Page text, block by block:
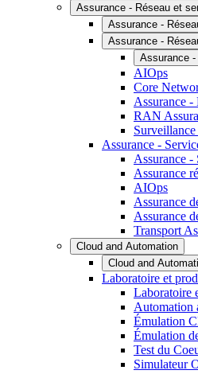
Assurance - Réseau et
Assurance -
Assurance -
Assurance -
AIOps
Core
Assurance -
RAN
Assurance -
Assurance -
Assurance
AIOps
Assurance
Assurance
Transport
Cloud and Automation
Cloud and
Laboratoire et
Laboratoire
Automation
Émulation
Émulation
Test du
Simulateur